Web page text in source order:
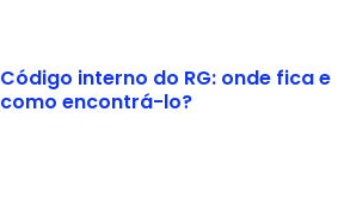
Código interno do RG: onde fica e
como encontrá-lo?